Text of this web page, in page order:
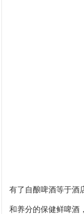
有了自酿啤酒等于酒
和养分的保健鲜啤酒